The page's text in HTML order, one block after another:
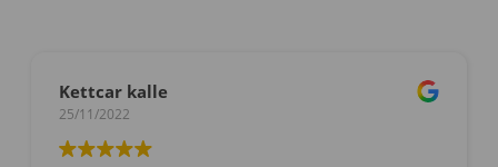
Kettcar kalle
25/11/2022